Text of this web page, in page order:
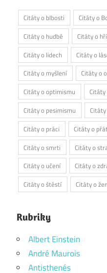
Citáty o blbosti Citáty o
Citáty o hudbě
Citáty o
Citáty o lidech
Citáty o
Citáty o myšlení
Citáty o
Citáty o optimismu
Citáty
Citáty o pesimismu
Citáty o práci
Citáty o
Citáty o smrti
Citáty o
Citáty o učení
Citáty o
Citáty o štěstí
Citáty o
Rubriky
Albert Einstein
André Maurois
Antisthenés